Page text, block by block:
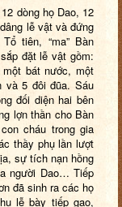
dòng họ Dao, 12
lễ vật và đứng
tiên, “ma” Bàn
đặt lễ vật gồm:
bát nước, một
và 5 đôi đũa. Sáu
đối diện hai bên
lợn thần cho Bàn
cháu trong gia
thầy phụ lần lượt
sự tích nạn hồng
người Dao… Tiếp
đã sinh ra các họ
lễ bày tiếp gạo,